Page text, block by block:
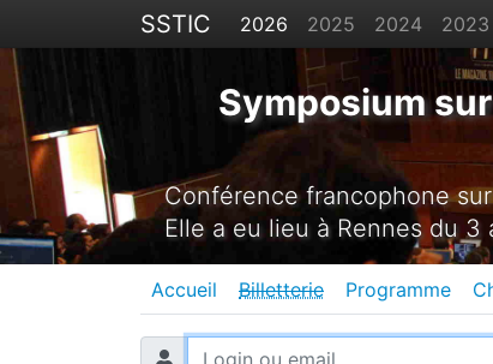
SSTIC 2026 2025 2024 2023
Symposium
Conférence francophone
Elle a eu lieu à Rennes du 3
Accueil Billetterie Programme